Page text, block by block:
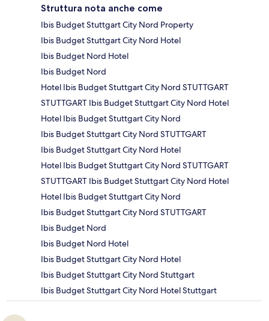
Struttura nota anche come
Ibis Budget Stuttgart City Nord Property
Ibis Budget Stuttgart City Nord Hotel
Ibis Budget Nord Hotel
Ibis Budget Nord
Hotel Ibis Budget Stuttgart City Nord STUTTGART
STUTTGART Ibis Budget Stuttgart City Nord Hotel
Hotel Ibis Budget Stuttgart City Nord
Ibis Budget Stuttgart City Nord STUTTGART
Ibis Budget Stuttgart City Nord Hotel
Hotel Ibis Budget Stuttgart City Nord STUTTGART
STUTTGART Ibis Budget Stuttgart City Nord Hotel
Hotel Ibis Budget Stuttgart City Nord
Ibis Budget Stuttgart City Nord STUTTGART
Ibis Budget Nord
Ibis Budget Nord Hotel
Ibis Budget Stuttgart City Nord Hotel
Ibis Budget Stuttgart City Nord Stuttgart
Ibis Budget Stuttgart City Nord Hotel Stuttgart